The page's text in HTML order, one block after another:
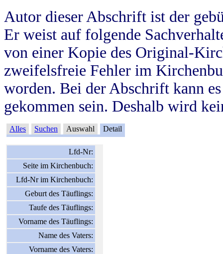
Autor dieser Abschrift ist der
Er weist auf folgende
von einer Kopie des Original-
zweifelsfreie Fehler im
worden. Bei der Abschrift kann
gekommen sein. Deshalb wird
Alles Suchen Auswahl Detail
Lfd-Nr:
Seite im Kirchenbuch:
Lfd-Nr im Kirchenbuch:
Geburt des Täuflings:
Taufe des Täuflings:
Vorname des Täuflings:
Name des Vaters:
Vorname des Vaters: